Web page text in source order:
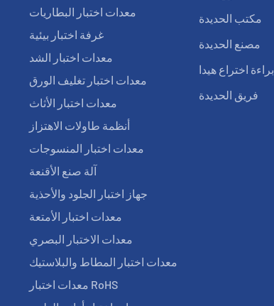
معدات اختبار البطاريات
غرفة اختبار بيئية
معدات اختبار الشد
معدات اختبار تغليف الورق
معدات اختبار الأثاث
أنظمة طاولات الاهتزاز
معدات اختبار المنسوجات
آلة صنع الأقنعة
جهاز اختبار الجلود والأحذية
معدات اختبار الأمتعة
معدات الاختبار البصري
معدات اختبار المطاط والبلاستيك
معدات اختبار RoHS
مكتب الحديدة
مصنع الحديدة
اختراع هيدا
فريق الحديدة